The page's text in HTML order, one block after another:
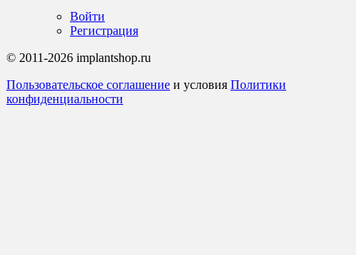
Войти
Регистрация
© 2011-2026 implantshop.ru
Пользовательское соглашение и условия Политики
конфиденциальности